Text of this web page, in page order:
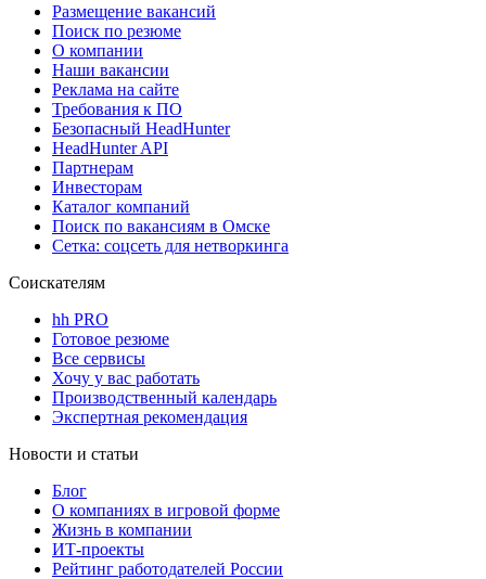
Размещение вакансий
Поиск по резюме
О компании
Наши вакансии
Реклама на сайте
Требования к ПО
Безопасный HeadHunter
HeadHunter API
Партнерам
Инвесторам
Каталог компаний
Поиск по вакансиям в Омске
Сетка: соцсеть для нетворкинга
Соискателям
hh PRO
Готовое резюме
Все сервисы
Хочу у вас работать
Производственный календарь
Экспертная рекомендация
Новости и статьи
Блог
О компаниях в игровой форме
Жизнь в компании
ИТ-проекты
Рейтинг работодателей России